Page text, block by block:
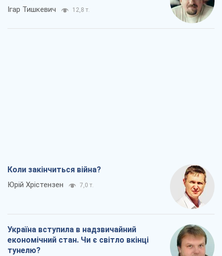
Ігар Тишкевич 12,8 т.
Коли закінчиться війна?
Юрій Хрістензен 7,0 т.
Україна вступила в надзвичайний
економічний стан. Чи є світло вкінці
тунелю?